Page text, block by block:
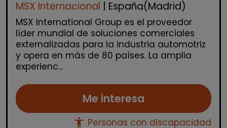
MSX Internacional | España(Madrid)
MSX International Group es el proveedor
líder mundial de soluciones comerciales
externalizadas para la industria automotriz
y opera en más de 80 países. La amplia
experienc...
Me interesa
accessibility_new Personas con discapacidad